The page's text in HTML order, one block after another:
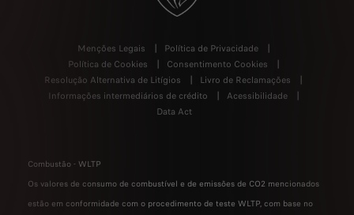
Menções Legais
Política de Privacidade
Política de Cookies
Consentimento Cookies
Resolução Alternativa de Litígios
Livro de Reclamações
Informações intermediários de crédito
Acessibilidade
Data Act
Combustão - WLTP
Os valores de consumo de combustível e de emissões de CO2 mencionados
estão em conformidade com o procedimento de teste WLTP, com base no